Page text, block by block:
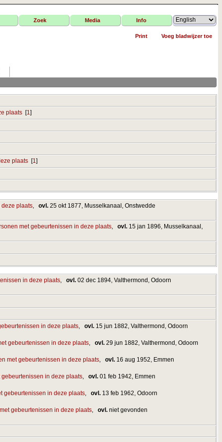
Zoek Media Info
Print Voeg bladwijzer toe
[1 ]
[1 ]
ovl. 25 okt 1877, Musselkanaal, Onstwedde
ovl. 15 jan 1896, Musselkanaal,
ovl. 02 dec 1894, Valthermond, Odoorn
ovl. 15 jun 1882, Valthermond, Odoorn
ovl. 29 jun 1882, Valthermond, Odoorn
ovl. 16 aug 1952, Emmen
ovl. 01 feb 1942, Emmen
ovl. 13 feb 1962, Odoorn
ovl. niet gevonden